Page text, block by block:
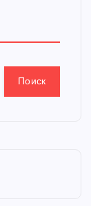
Поиск